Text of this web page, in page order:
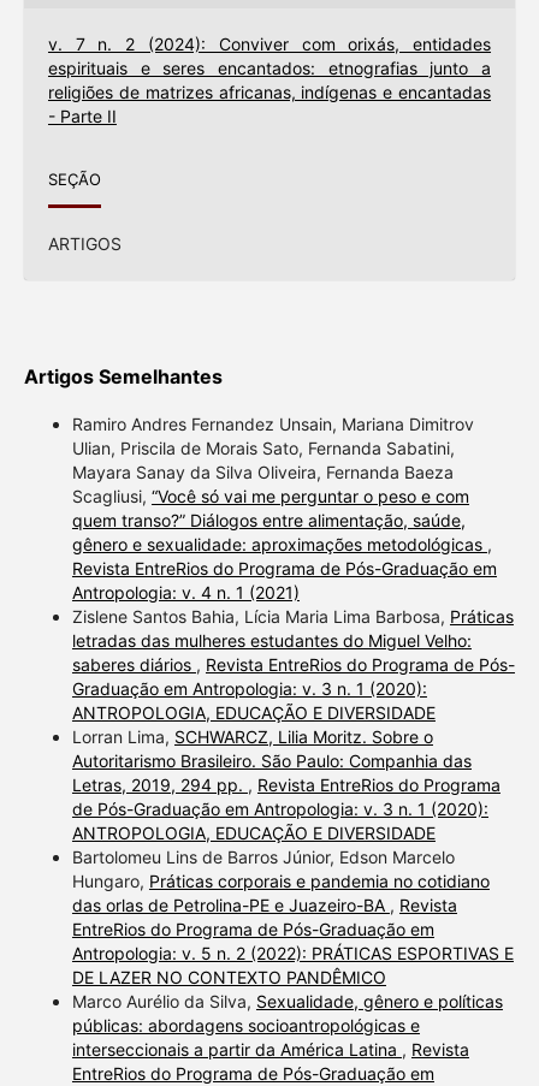
v. 7 n. 2 (2024): Conviver com orixás, entidades
espirituais e seres encantados: etnografias junto a
religiões de matrizes africanas, indígenas e encantadas
- Parte II
SEÇÃO
ARTIGOS
Artigos Semelhantes
Ramiro Andres Fernandez Unsain, Mariana Dimitrov
Ulian, Priscila de Morais Sato, Fernanda Sabatini,
Mayara Sanay da Silva Oliveira, Fernanda Baeza
Scagliusi, “Você só vai me perguntar o peso e com
quem transo?” Diálogos entre alimentação, saúde,
gênero e sexualidade: aproximações metodológicas ,
Revista EntreRios do Programa de Pós-Graduação em
Antropologia: v. 4 n. 1 (2021)
Zislene Santos Bahia, Lícia Maria Lima Barbosa, Práticas
letradas das mulheres estudantes do Miguel Velho:
saberes diários , Revista EntreRios do Programa de Pós-
Graduação em Antropologia: v. 3 n. 1 (2020):
ANTROPOLOGIA, EDUCAÇÃO E DIVERSIDADE
Lorran Lima, SCHWARCZ, Lilia Moritz. Sobre o
Autoritarismo Brasileiro. São Paulo: Companhia das
Letras, 2019, 294 pp. , Revista EntreRios do Programa
de Pós-Graduação em Antropologia: v. 3 n. 1 (2020):
ANTROPOLOGIA, EDUCAÇÃO E DIVERSIDADE
Bartolomeu Lins de Barros Júnior, Edson Marcelo
Hungaro, Práticas corporais e pandemia no cotidiano
das orlas de Petrolina-PE e Juazeiro-BA , Revista
EntreRios do Programa de Pós-Graduação em
Antropologia: v. 5 n. 2 (2022): PRÁTICAS ESPORTIVAS E
DE LAZER NO CONTEXTO PANDÊMICO
Marco Aurélio da Silva, Sexualidade, gênero e políticas
públicas: abordagens socioantropológicas e
interseccionais a partir da América Latina , Revista
EntreRios do Programa de Pós-Graduação em